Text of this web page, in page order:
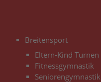
Breitensport
Eltern-Kind Turnen
Fitnessgymnastik
Seniorengymnastik